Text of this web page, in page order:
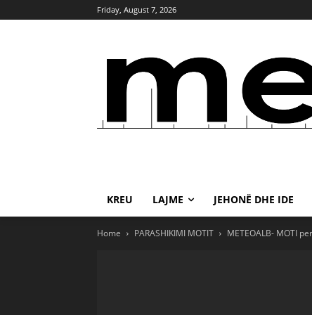
Friday, August 7, 2026
KREU LAJME JEHONË DHE IDE
Home PARASHIKIMI MOTIT METEOALB- MOTI